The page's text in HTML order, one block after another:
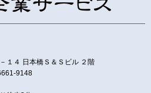
１４ 日本橋Ｓ＆Ｓビル ２階
9148